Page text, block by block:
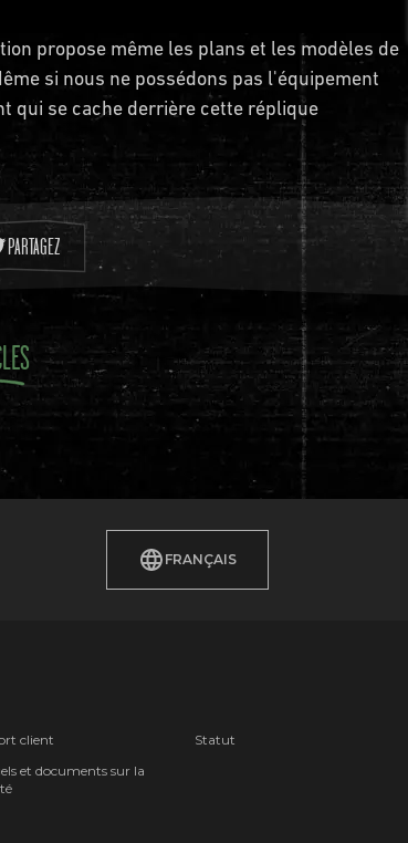
propose même les plans et les modèles de
si nous ne possédons pas l'équipement
qui se cache derrière cette réplique
PARTAGEZ
FRANÇAIS
client
et documents sur la
Statut